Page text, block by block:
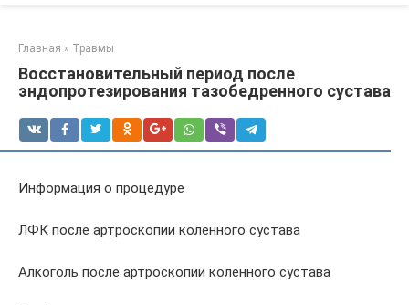
Главная » Травмы
Восстановительный период после
эндопротезирования тазобедренного сустава
Информация о процедуре
ЛФК после артроскопии коленного сустава
Алкоголь после артроскопии коленного сустава